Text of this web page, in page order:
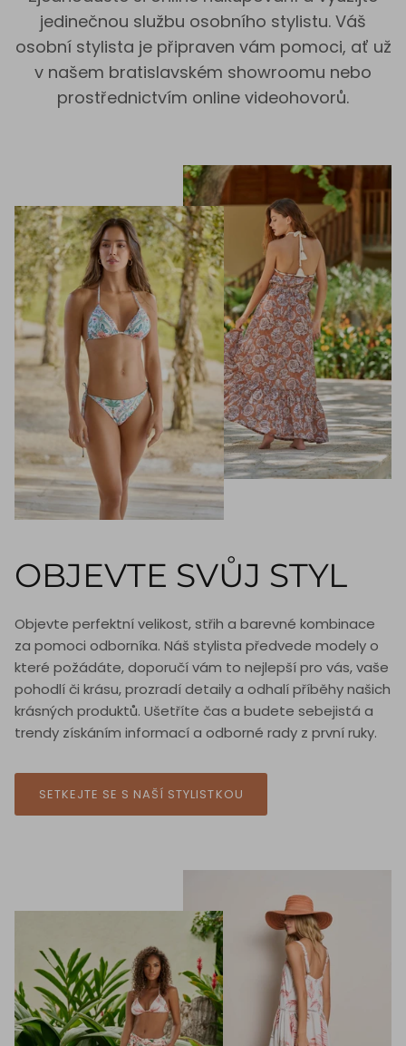
jedinečnou službu osobního stylistu. Váš
osobní stylista je připraven vám pomoci, ať už
v našem bratislavském showroomu nebo
prostřednictvím online videohovorů.
OBJEVTE SVŮJ STYL
Objevte perfektní velikost, střih a barevné kombinace
za pomoci odborníka. Náš stylista předvede modely o
které požádáte, doporučí vám to nejlepší pro vás, vaše
pohodlí či krásu, prozradí detaily a odhalí příběhy našich
krásných produktů. Ušetříte čas a budete sebejistá a
trendy získáním informací a odborné rady z první ruky.
SETKEJTE SE S NAŠÍ STYLISTKOU